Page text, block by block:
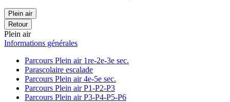
Plein air
Retour
Plein air
Informations générales
Parcours Plein air 1re-2e-3e sec.
Parascolaire escalade
Parcours Plein air 4e-5e sec.
Parcours Plein air P1-P2-P3
Parcours Plein air P3-P4-P5-P6